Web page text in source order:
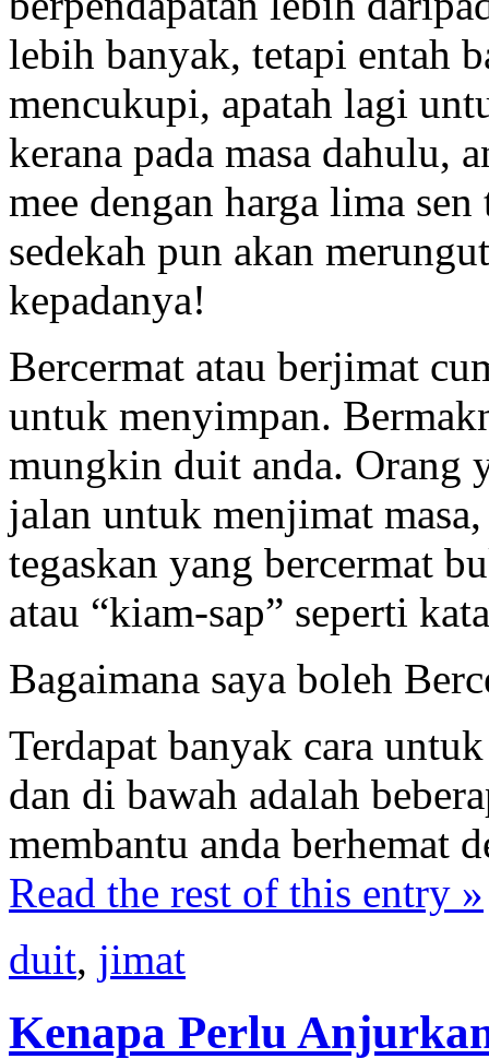
lebih banyak, tetapi entah
mencukupi, apatah lagi
kerana pada masa dahulu,
mee dengan harga lima
sedekah pun akan
kepadanya!
Bercermat atau berjimat
untuk menyimpan.
mungkin duit anda. Orang
jalan untuk menjimat
tegaskan yang bercermat
atau “kiam-sap” seperti
Bagaimana saya boleh
Terdapat banyak cara
dan di bawah adalah
membantu anda berhemat
Read the rest of this entry »
duit, jimat
Kenapa Perlu